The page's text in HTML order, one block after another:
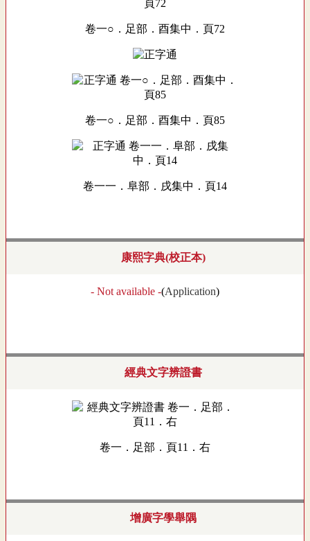
卷一○．足部．酉集中．頁72
卷一○．足部．酉集中．頁85
卷一一．阜部．戌集中．頁14
康熙字典(校正本)
- Not available -(Application)
經典文字辨證書
卷一．足部．頁11．右
增廣字學舉隅